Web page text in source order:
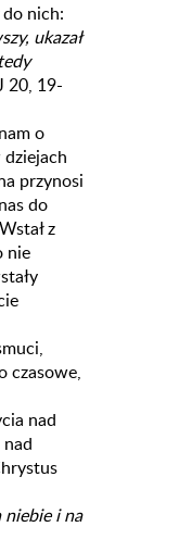
do nich:
ukazał
20, 19-
o
przynosi
do
z
nie
czasowe,
nad
niebie i na